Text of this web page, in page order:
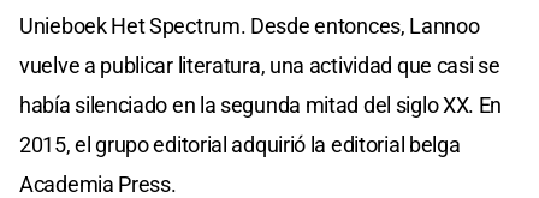
Unieboek Het Spectrum. Desde entonces, Lannoo
vuelve a publicar literatura, una actividad que casi se
había silenciado en la segunda mitad del siglo XX. En
2015, el grupo editorial adquirió la editorial belga
Academia Press.